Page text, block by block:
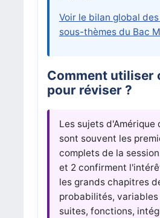
Voir le bilan global
sous-thèmes du Bac
Comment utiliser
pour réviser ?
Les sujets d'Amérique
sont souvent les
complets de la
et 2 confirment
les grands chapitres
probabilités,
suites, fonctions,